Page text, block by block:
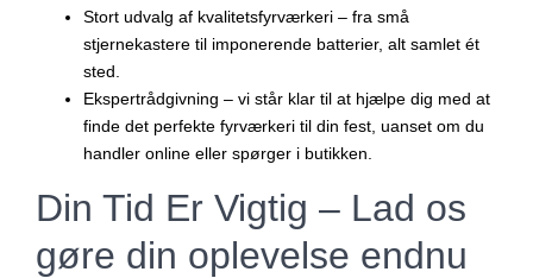
Stort udvalg af kvalitetsfyrværkeri – fra små
stjernekastere til imponerende batterier, alt samlet ét
sted.
Ekspertrådgivning – vi står klar til at hjælpe dig med at
finde det perfekte fyrværkeri til din fest, uanset om du
handler online eller spørger i butikken.
Din Tid Er Vigtig – Lad os
gøre din oplevelse endnu